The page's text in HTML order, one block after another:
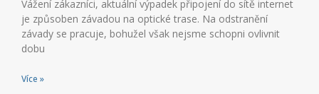
Vážení zákazníci, aktuální výpadek připojení do sítě internet
je způsoben závadou na optické trase. Na odstranění
závady se pracuje, bohužel však nejsme schopni ovlivnit
dobu
Více »